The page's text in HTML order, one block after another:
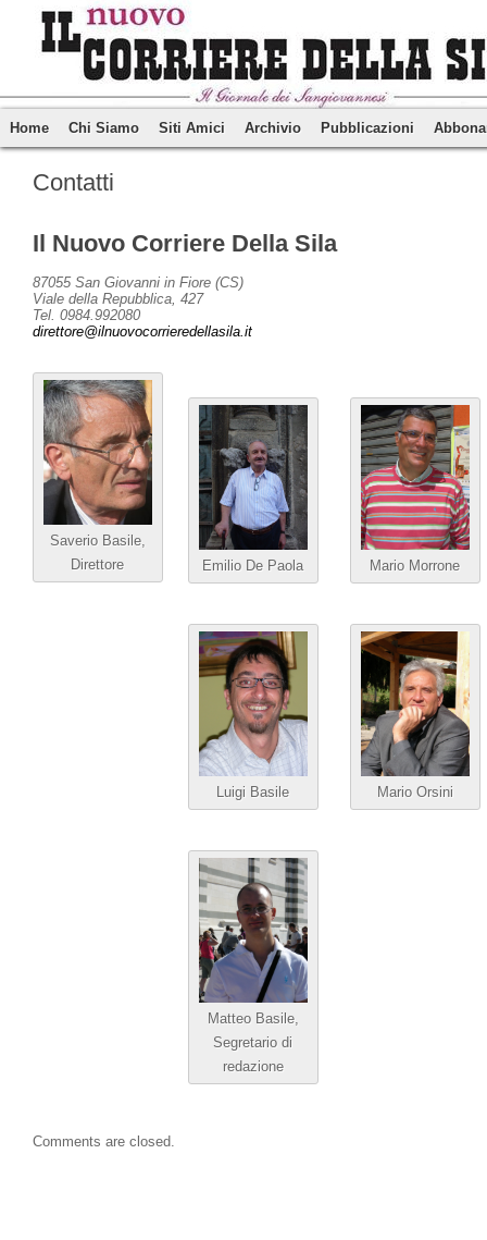
Home Chi Siamo Siti Amici Archivio Pubblicazioni
Contatti
Il Nuovo Corriere Della Sila
87055 San Giovanni in Fiore (CS)
Viale della Repubblica, 427
Tel. 0984.992080
direttore@ilnuovocorrieredellasila.it
Saverio Basile,
Direttore
Emilio De Paola Mario Morrone
Luigi Basile Mario Orsini
Matteo Basile,
Segretario di
redazione
Comments are closed.